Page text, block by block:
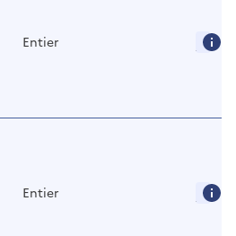
Entier
Entier